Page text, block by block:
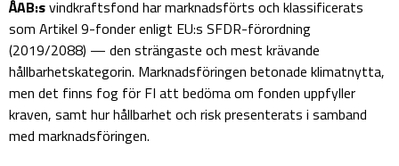
ÅAB:svindkraftsfond har marknadsförts och klassificerats
som Artikel 9-fonder enligt EU:s SFDR-förordning
(2019/2088) — den strängaste och mest krävande
hållbarhetskategorin. Marknadsföringen betonade klimatnytta,
men det finns fog för FI att bedöma om fonden uppfyller
kraven, samt hur hållbarhet och risk presenterats i samband
med marknadsföringen.